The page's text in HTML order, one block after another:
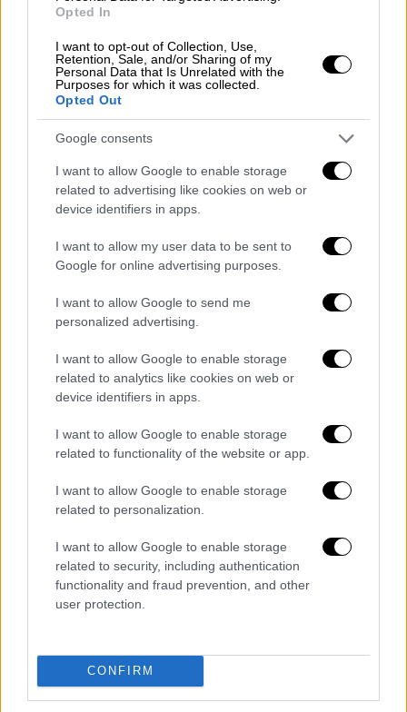
Opted In
I want to opt-out of Collection, Use,
Retention, Sale, and/or Sharing of my
Personal Data that Is Unrelated with the
Purposes for which it was collected.
Opted Out
Google consents
I want to allow Google to enable storage
related to advertising like cookies on web or
device identifiers in apps.
I want to allow my user data to be sent to
Google for online advertising purposes.
I want to allow Google to send me
personalized advertising.
I want to allow Google to enable storage
related to analytics like cookies on web or
device identifiers in apps.
I want to allow Google to enable storage
related to functionality of the website or app.
I want to allow Google to enable storage
related to personalization.
I want to allow Google to enable storage
related to security, including authentication
functionality and fraud prevention, and other
user protection.
CONFIRM
χορηγήθηκε στους Αθανάσιο
και Άγγελο Ζαννή άδεια απόκτησης
ποσοστού 30%, 30% και 24,62% αντίστοιχα,
του μετοχικού κεφαλαίου της ΚΑΕ,
κατ΄άρθρο 69 παρ.1 εδ.δ΄ σε συνδυασμό με
άρθρα 69Α παρ.3 και 77Α παρ.9 Ν.2725/1999
όπως ισχύουν,
3) για παράβαση άρθρου 77Α παρ.παρ.1 εδ.α’,
9 και 10, σε συνδυασμό με άρθρο 83 παρ.παρ.
3 και 4 Ν.2725/1999 όπως ισχύουν, (μη
Ποινικού Μητρώου του Ευαγγέλου Λιόλιου,
με την άτυπη και με ανοχή της Διοίκησης
ανάθεσης σ΄αυτόν, διαχείρισης και
εκπροσώπησης της ΚΑΕ με έργα που
σχετίζονται με τη διοίκηση αυτής).
1.1.) ΤΕΛΕΣΤΗΚΕ ΠΡΑΞΗ κατά πλειοψηφία.
ΑΝΑΚΑΛΕΙ το χορηγηθέν πιστοποιητικό
αγωνιστικής περιόδου 2025-2026.
ΑΝΑΚΑΛΕΙ τις από 10.07.2020 αποφάσεις
της Επιτροπής με τις οποίες χορηγήθηκε
στους Αθανάσιο Τριανταφυλλίδη, Χαράλαμπο
αντίστοιχα, του μετοχικού κεφαλαίου της
ΚΑΕ ΠΡΟΜΗΘΕΑΣ ΠΑΤΡΩΝ.